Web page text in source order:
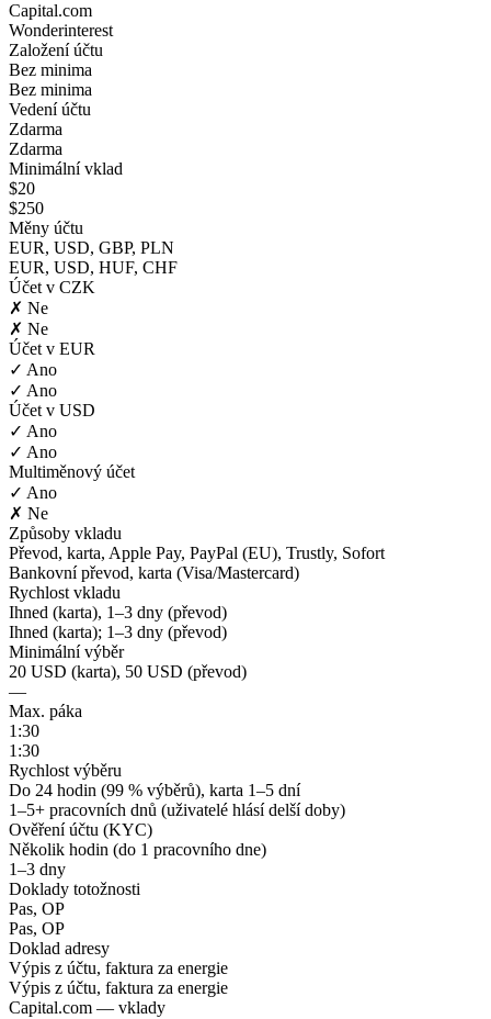
Capital.com
Wonderinterest
Založení účtu
Bez minima
Bez minima
Vedení účtu
Zdarma
Zdarma
Minimální vklad
$20
$250
Měny účtu
EUR, USD, GBP, PLN
EUR, USD, HUF, CHF
Účet v CZK
✗ Ne
✗ Ne
Účet v EUR
✓ Ano
✓ Ano
Účet v USD
✓ Ano
✓ Ano
Multiměnový účet
✓ Ano
✗ Ne
Způsoby vkladu
Převod, karta, Apple Pay, PayPal (EU), Trustly, Sofort
Bankovní převod, karta (Visa/Mastercard)
Rychlost vkladu
Ihned (karta), 1–3 dny (převod)
Ihned (karta); 1–3 dny (převod)
Minimální výběr
20 USD (karta), 50 USD (převod)
—
Max. páka
1:30
1:30
Rychlost výběru
Do 24 hodin (99 % výběrů), karta 1–5 dní
1–5+ pracovních dnů (uživatelé hlásí delší doby)
Ověření účtu (KYC)
Několik hodin (do 1 pracovního dne)
1–3 dny
Doklady totožnosti
Pas, OP
Pas, OP
Doklad adresy
Výpis z účtu, faktura za energie
Výpis z účtu, faktura za energie
Capital.com — vklady